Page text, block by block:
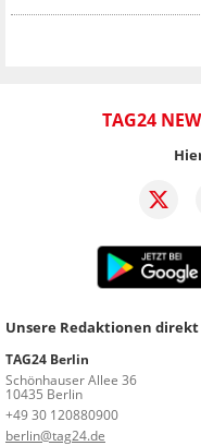
TAG24
Unsere Redaktionen
TAG24 Berlin
Schönhauser Allee 36
10435 Berlin
+49 30 120880900
berlin@tag24.de